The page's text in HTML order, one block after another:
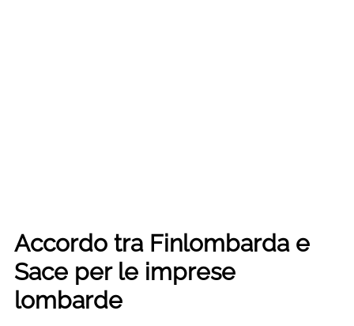
Accordo tra Finlombarda e
Sace per le imprese
lombarde